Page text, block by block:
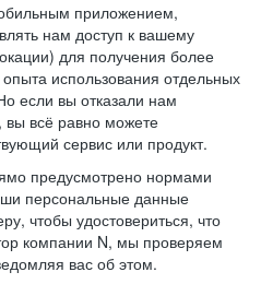
приложением,
нам доступ к вашему
для получения более
использования отдельных
если вы отказали нам
вы всё равно можете
сервис или продукт.
предусмотрено нормами
персональные данные
чтобы удостовериться, что
компании N, мы проверяем
вас об этом.